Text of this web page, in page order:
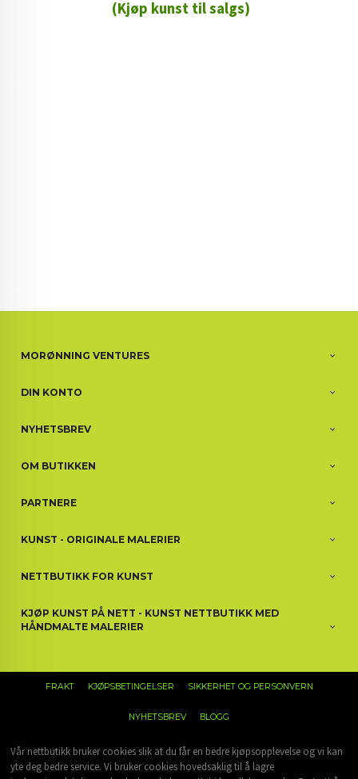
(Kjøp kunst til salgs)
MORØNNING VENTURES
DIN KONTO
NYHETSBREV
OM BUTIKKEN
PARTNERE
KUNST - ORIGINALE MALERIER
NETTBUTIKK FOR KUNST
KJØP KUNST PÅ NETT - KUNST NETTBUTIKK MED
HÅNDMALTE MALERIER
FRAKT KJØPSBETINGELSER SIKKERHET OG PERSONVERN
NYHETSBREV BLOGG
Vår nettbutikk bruker cookies slik at du får en bedre kjøpsopplevelse og vi kan
yte deg bedre service. Vi bruker cookies hovedsaklig til å lagre